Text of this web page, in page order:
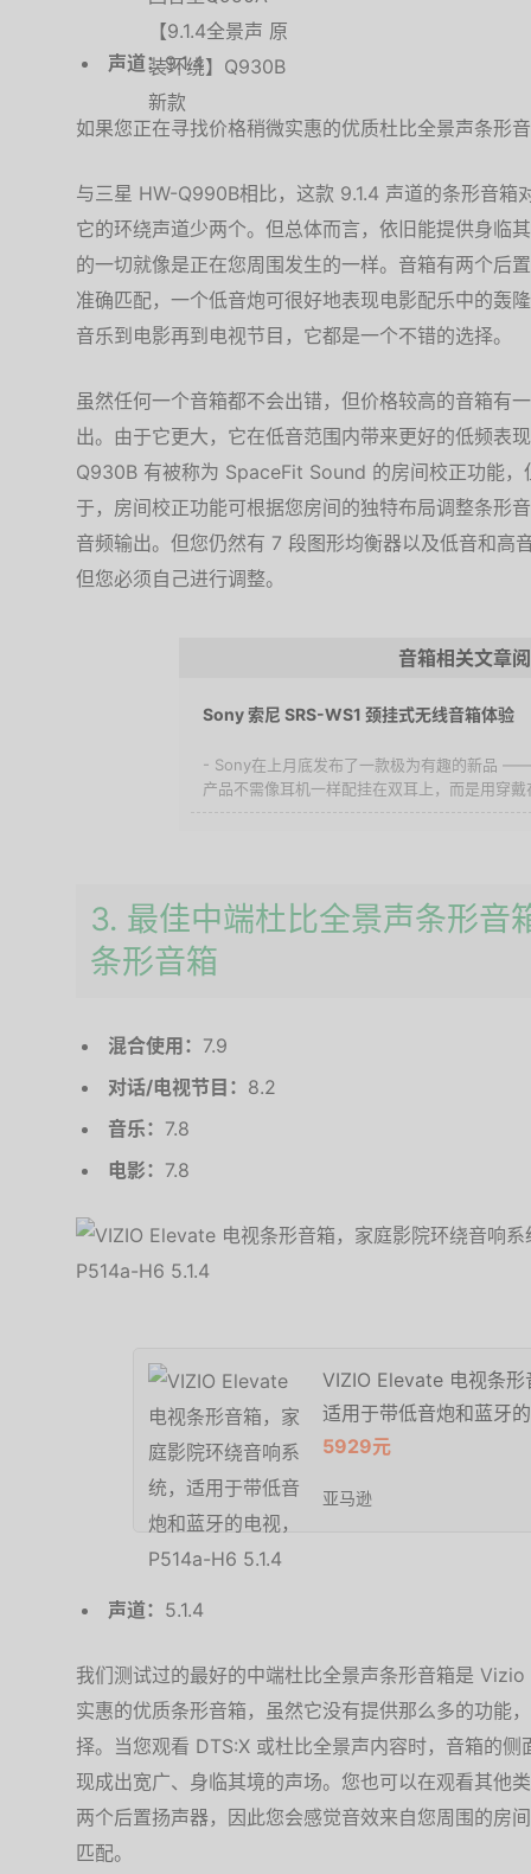
声道：9.1.4
如果您正在寻找价格稍微实惠的优质杜比全景声条形
与三星 HW-Q990B相比，这款 9.1.4 声道的条形音箱
它的环绕声道少两个。但总体而言，依旧能提供身临
的一切就像是正在您周围发生的一样。音箱有两个后
准确匹配，一个低音炮可很好地表现电影配乐中的轰
音乐到电影再到电视节目，它都是一个不错的选择。
虽然任何一个音箱都不会出错，但价格较高的音箱有
出。由于它更大，它在低音范围内带来更好的低频表
Q930B 有被称为 SpaceFit Sound 的房间校正功能
于，房间校正功能可根据您房间的独特布局调整条形
音频输出。但您仍然有 7 段图形均衡器以及低音和高
但您必须自己进行调整。
音箱相关文章
Sony 索尼 SRS-WS1 颈挂式无线音箱体验
- Sony在上月底发布了一款极为有趣的新品
产品不需像耳机一样配挂在双耳上，而是用穿
3. 最佳中端杜比全景声条形音
条形音箱
混合使用： 7.9
对话/电视节目： 8.2
音乐： 7.8
电影： 7.8
VIZIO Elevate 电视条
适用于带低音炮和蓝牙
5929元
亚马逊
声道： 5.1.4
我们测试过的最好的中端杜比全景声条形音箱是
实惠的优质条形音箱，虽然它没有提供那么多的功能
择。当您观看 DTS:X 或杜比全景声内容时，音箱的
现成出宽广、身临其境的声场。您也可以在观看其他
两个后置扬声器，因此您会感觉音效来自您周围的房
匹配。